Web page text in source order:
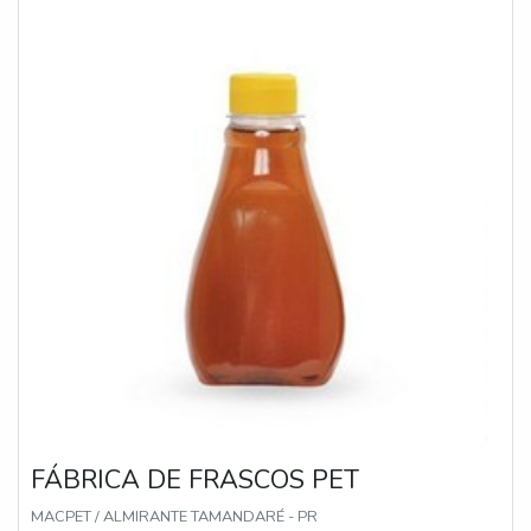
saber mais sobre a empresa, nossos serviços e
produtos. Se preferir, entre em contato com um dos
nossos consultores e solicite um orçamento!
FÁBRICA DE FRASCOS PET
MACPET / ALMIRANTE TAMANDARÉ - PR